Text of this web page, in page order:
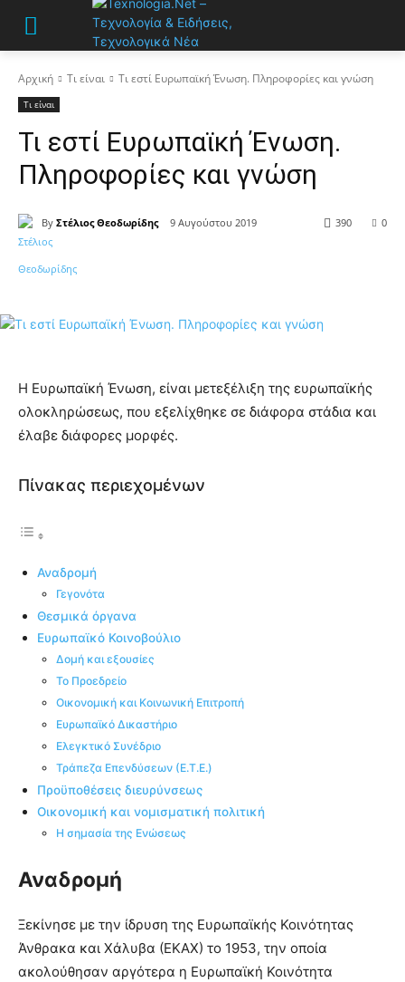
Αρχική Τι είναι Τι εστί Ευρωπαϊκή Ένωση. Πληροφορίες και γνώση
Τι είναι
Τι εστί Ευρωπαϊκή Ένωση.
Πληροφορίες και γνώση
By Στέλιος Θεοδωρίδης 9 Αυγούστου 2019 0
390
Η Ευρωπαϊκή Ένωση, είναι μετεξέλιξη της ευρωπαϊκής
ολοκληρώσεως, που εξελίχθηκε σε διάφορα στάδια και
έλαβε διάφορες μορφές.
Πίνακας περιεχομένων
Αναδρομή
Γεγονότα
Θεσμικά όργανα
Ευρωπαϊκό Κοινοβούλιο
Δομή και εξουσίες
Το Προεδρείο
Οικονομική και Κοινωνική Επιτροπή
Ευρωπαϊκό Δικαστήριο
Ελεγκτικό Συνέδριο
Τράπεζα Επενδύσεων (Ε.Τ.Ε.)
Προϋποθέσεις διευρύνσεως
Οικονομική και νομισματική πολιτική
Η σημασία της Ενώσεως
Αναδρομή
Ξεκίνησε με την ίδρυση της Ευρωπαϊκής Κοινότητας
Άνθρακα και Χάλυβα (ΕΚΑΧ) το 1953, την οποία
ακολούθησαν αργότερα η Ευρωπαϊκή Κοινότητα